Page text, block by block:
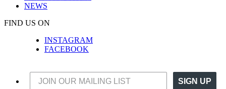
NEWS
FIND US ON
INSTAGRAM
FACEBOOK
SIGN UP